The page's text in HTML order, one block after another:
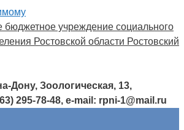
Дону, Зоологическая, 13,
295-78-48, e-mail: rpni-1@mail.ru